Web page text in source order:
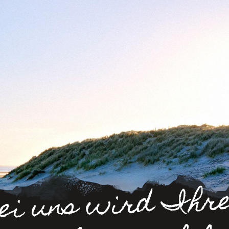
uns wird